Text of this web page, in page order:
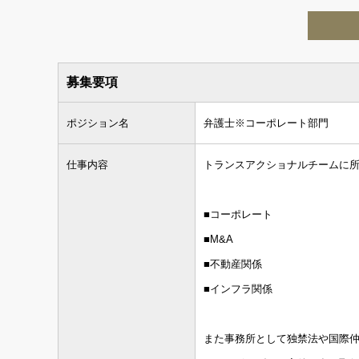
募集要項
ポジション名 弁護士※コーポレート部門
仕事内容 トランスアクショナルチームに
■コーポレート
■M&A
■不動産関係
■インフラ関係
また事務所として独禁法や国際